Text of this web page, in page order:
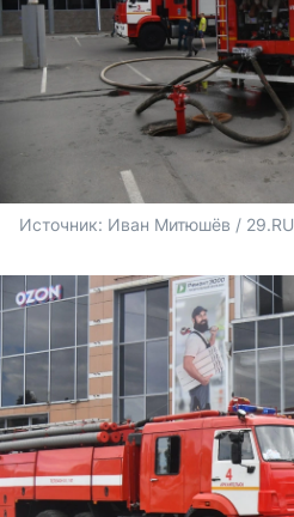
Источник: Иван Митюшёв / 29.RU